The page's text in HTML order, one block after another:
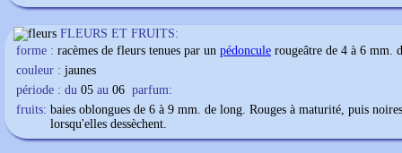
FLEURS ET FRUITS:
forme : racèmes de fleurs tenues par un pédoncule rougeâtre de 4 à 6 mm.
couleur : jaunes
période : du 05 au 06 parfum:
fruits: baies oblongues de 6 à 9 mm. de long. Rouges à maturité, puis noires
lorsqu'elles dessèchent.